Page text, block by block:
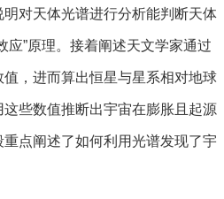
对天体光谱进行分析能判断天体
应”原理。接着阐述天文学家通过
，进而算出恒星与星系相对地球
些数值推断出宇宙在膨胀且起源
点阐述了如何利用光谱发现了宇